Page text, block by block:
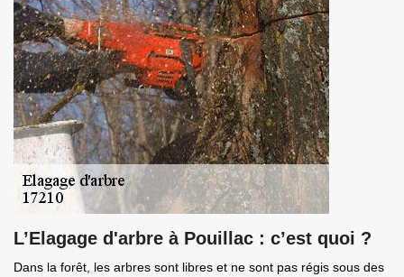
L’Elagage d'arbre à Pouillac : c’est quoi ?
Dans la forêt, les arbres sont libres et ne sont pas régis sous des